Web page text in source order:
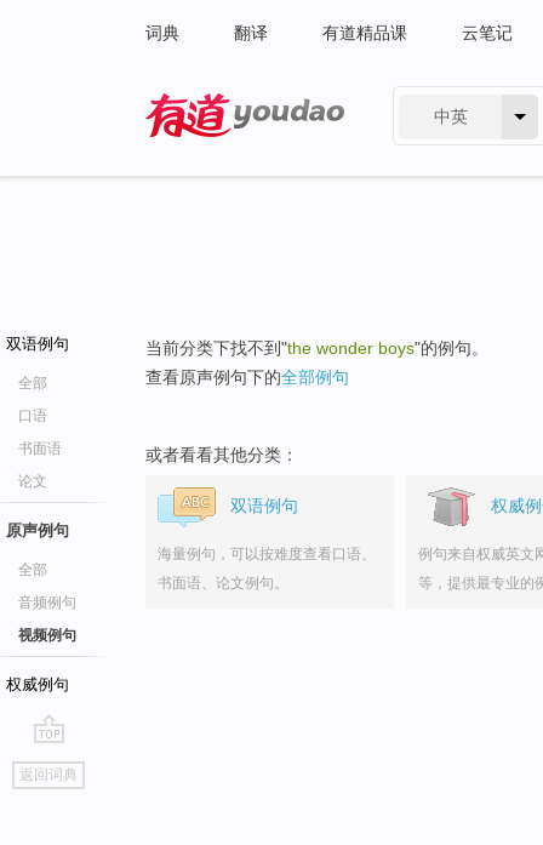
词典 翻译 有道精品课 云笔记
中英
双语例句
全部
口语
书面语
论文
原声例句
全部
音频例句
视频例句
权威例句
go
top
返回词典
当前分类下找不到"the wonder boys"的例句。
查看原声例句下的全部例句
或者看看其他分类：
双语例句
海量例句，可以按难度查看口语、
书面语、论文例句。
权威
例句来自权威英文
等，提供最专业的